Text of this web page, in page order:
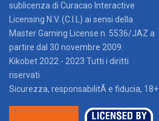
sublicenza di Curacao Interactive
Licensing N.V. (C.I.L) ai sensi della
Master Gaming License n. 5536/JAZ a
partire dal 30 novembre 2009.
Kikobet 2022 - 2023 Tutti i diritti
riservati
Sicurezza, responsabilitÃ e fiducia, 18+